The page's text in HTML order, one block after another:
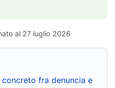
al 27 luglio 2026
fra denuncia e